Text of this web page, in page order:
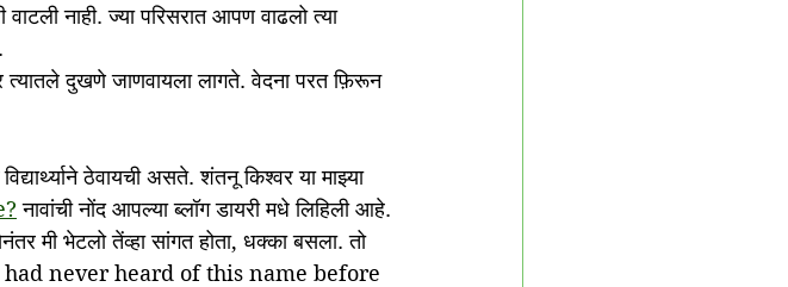
नाही. ज्या परिसरात आपण वाढलो त्या
त्यातले दुखणे जाणवायला लागते. वेदना परत फ़िरून
ठेवायची असते. शंतनू किश्वर या माझ्या
नावांची नोंद आपल्या ब्लॉग डायरी मधे लिहिली आहे.
मी भेटलो तेंव्हा सांगत होता, धक्का बसला. तो
I had never heard of this name before